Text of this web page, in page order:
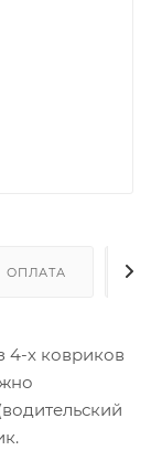
ОПЛАТА
4-х ковриков